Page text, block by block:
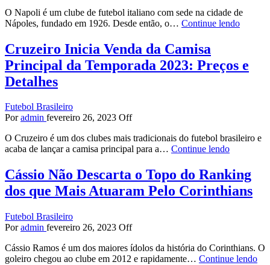
O Napoli é um clube de futebol italiano com sede na cidade de
Nápoles, fundado em 1926. Desde então, o… Continue lendo
Cruzeiro Inicia Venda da Camisa
Principal da Temporada 2023: Preços e
Detalhes
Futebol Brasileiro
Por admin fevereiro 26, 2023 Off
O Cruzeiro é um dos clubes mais tradicionais do futebol brasileiro e
acaba de lançar a camisa principal para a… Continue lendo
Cássio Não Descarta o Topo do Ranking
dos que Mais Atuaram Pelo Corinthians
Futebol Brasileiro
Por admin fevereiro 26, 2023 Off
Cássio Ramos é um dos maiores ídolos da história do Corinthians. O
goleiro chegou ao clube em 2012 e rapidamente… Continue lendo